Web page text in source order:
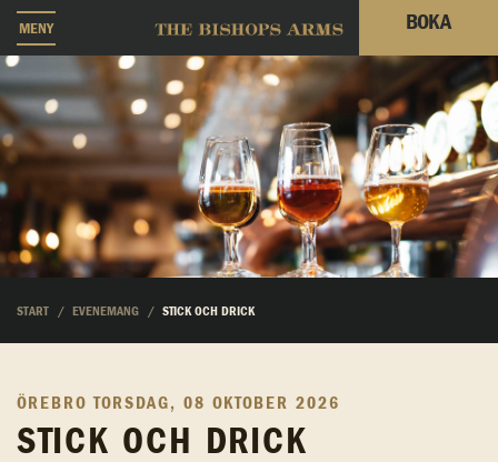
MENY BOKA
START EVENEMANG STICK OCH DRICK
ÖREBRO TORSDAG, 08 OKTOBER 2026
STICK OCH DRICK